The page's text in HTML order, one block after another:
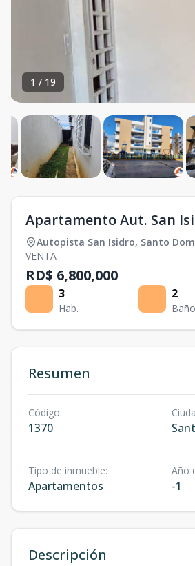
1 / 19
Apartamento Aut. San
Autopista San Isidro, Santo
VENTA
RD$ 6,800,000
3
Hab.
2
Resumen
Código:
1370
Tipo de inmueble:
Apartamentos
Año
-1
Descripción